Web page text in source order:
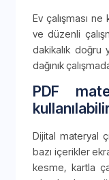
Ev çalışması
ve düzenli
dakikalık doğru
dağınık
PDF
Dijital materyal
bazı içerikler
kesme, kartla